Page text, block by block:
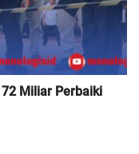
Miliar Perbaiki